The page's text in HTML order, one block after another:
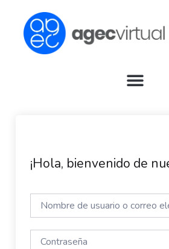
contenido
¡Hola, bienvenido de